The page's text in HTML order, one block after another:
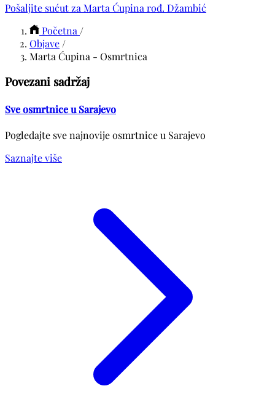
Pošaljite sućut za Marta Ćupina rođ. Džambić
Početna /
Objave /
Marta Ćupina - Osmrtnica
Povezani sadržaj
Sve osmrtnice u Sarajevo
Pogledajte sve najnovije osmrtnice u Sarajevo
Saznajte više